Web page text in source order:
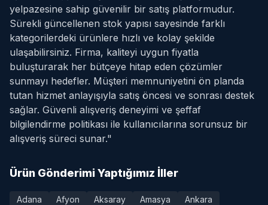
yelpazesine sahip güvenilir bir satış platformudur.
Sürekli güncellenen stok yapısı sayesinde farklı
kategorilerdeki ürünlere hızlı ve kolay şekilde
ulaşabilirsiniz. Firma, kaliteyi uygun fiyatla
buluşturarak her bütçeye hitap eden çözümler
sunmayı hedefler. Müşteri memnuniyetini ön planda
tutan hizmet anlayışıyla satış öncesi ve sonrası destek
sağlar. Güvenli alışveriş deneyimi ve şeffaf
bilgilendirme politikası ile kullanıcılarına sorunsuz bir
alışveriş süreci sunar."
Ürün Gönderimi Yaptığımız İller
Adana Afyon Aksaray Amasya
Ankara